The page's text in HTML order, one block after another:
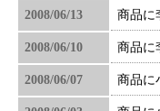
2008/06/13 商品に
2008/06/10 商品に
2008/06/07 商品に